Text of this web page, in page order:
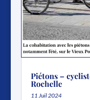
Piétons –
Rochelle
11 Juil 2024